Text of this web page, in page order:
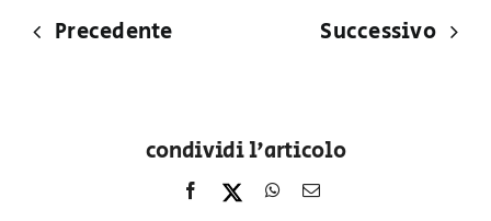
Precedente Successivo
condividi l'articolo